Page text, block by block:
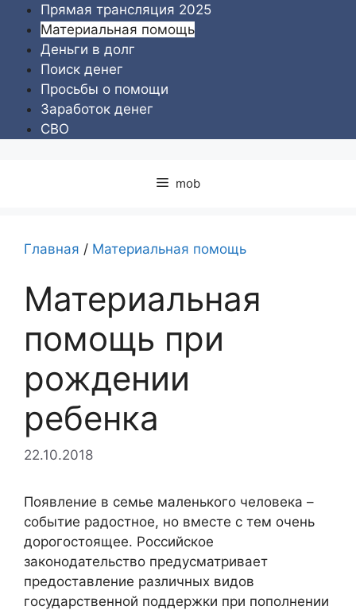
Перейти
содержимому
Прямая трансляция 2025
Материальная помощь
Деньги в долг
Поиск денег
Просьбы о помощи
Заработок денег
СВО
mob
Главная / Материальная помощь
Материальная
помощь при
рождении
ребенка
22.10.2018
Появление в семье маленького человека –
событие радостное, но вместе с тем очень
дорогостоящее. Российское
законодательство предусматривает
предоставление различных видов
государственной поддержки при пополнении